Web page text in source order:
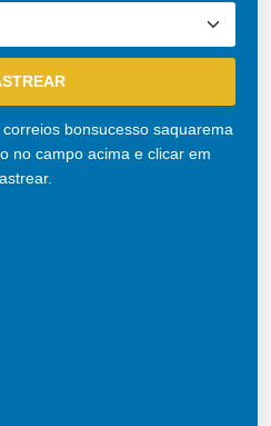
bonsucesso saquarema
no campo acima e clicar em